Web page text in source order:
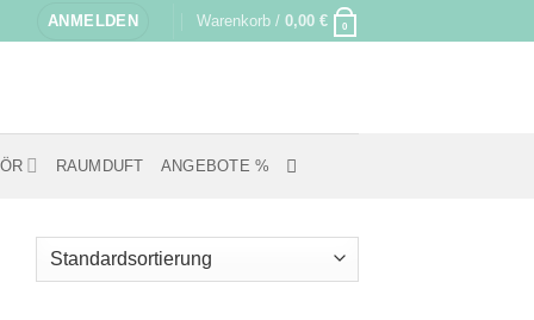
ANMELDEN Warenkorb / 0,00 € 0
RAUMDUFT ANGEBOTE %